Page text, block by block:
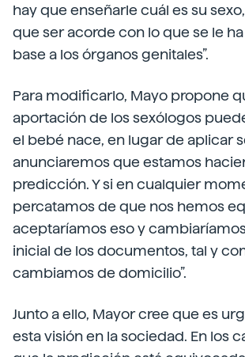
hay que enseñarle cuál es su
que ser acorde con lo que se le
base a los órganos genitales”.
Para modificarlo, Mayo propone
aportación de los sexólogos
el bebé nace, en lugar de aplicar
anunciaremos que estamos
predicción. Y si en cualquier
percatamos de que nos hemos
aceptaríamos eso y
inicial de los documentos, tal y
cambiamos de domicilio”.
Junto a ello, Mayor cree que es
esta visión en la sociedad. En los